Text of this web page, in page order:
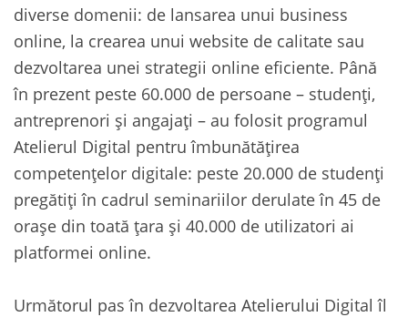
diverse domenii: de lansarea unui business
online, la crearea unui website de calitate sau
dezvoltarea unei strategii online eficiente. Până
în prezent peste 60.000 de persoane – studenți,
antreprenori și angajați – au folosit programul
Atelierul Digital pentru îmbunătățirea
competențelor digitale: peste 20.000 de studenți
pregătiți în cadrul seminariilor derulate în 45 de
orașe din toată țara și 40.000 de utilizatori ai
platformei online.
Următorul pas în dezvoltarea Atelierului Digital îl